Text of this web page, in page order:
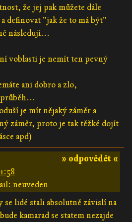
že jej pak můžete dále
definovat "jak že to má být"
následují...
voblasti je nemít ten pevný
ani dobro a zlo,
průběh...
je mít nějaký záměr a
záměr, proto je tak těžké dojít
apd)
» odpovědět «
neuveden
lidé stali absolutně závislí na
kamarad se statem nezajde